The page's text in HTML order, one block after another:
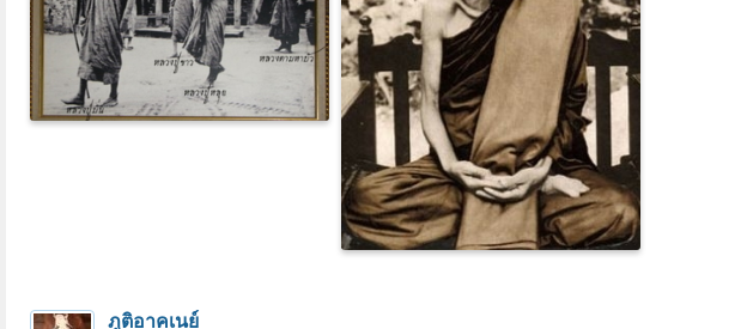
ภูติอาคเนย์